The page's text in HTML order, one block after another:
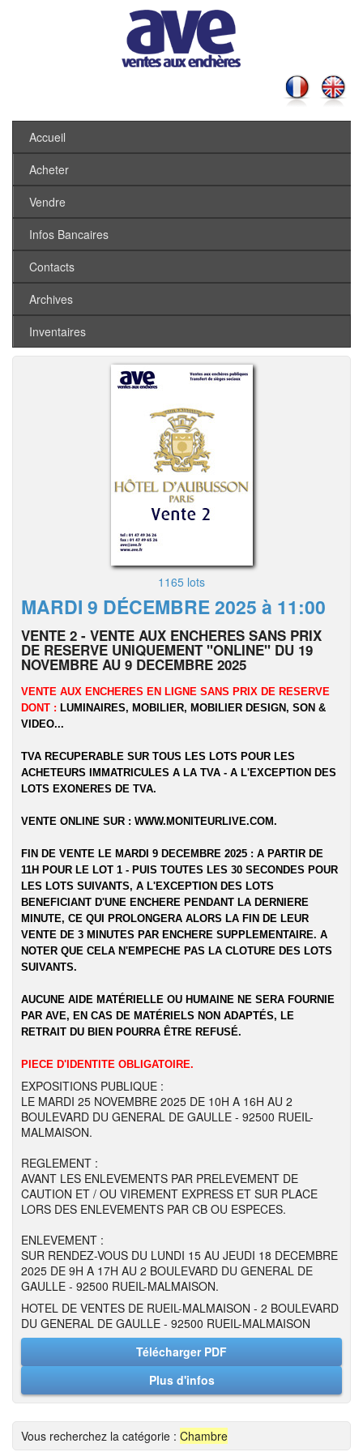
Accueil
Acheter
Vendre
Infos Bancaires
Contacts
Archives
Inventaires
1165 lots
MARDI 9 DÉCEMBRE 2025 à 11:00
VENTE 2 - VENTE AUX ENCHERES SANS PRIX
DE RESERVE UNIQUEMENT "ONLINE" DU 19
NOVEMBRE AU 9 DECEMBRE 2025
VENTE AUX ENCHERES EN LIGNE SANS PRIX DE RESERVE
DONT : LUMINAIRES, MOBILIER, MOBILIER DESIGN, SON &
VIDEO...
TVA RECUPERABLE SUR TOUS LES LOTS POUR LES
ACHETEURS IMMATRICULES A LA TVA - A L'EXCEPTION DES
LOTS EXONERES DE TVA.
VENTE ONLINE SUR : WWW.MONITEURLIVE.COM.
FIN DE VENTE LE MARDI 9 DECEMBRE 2025 : A PARTIR DE
11H POUR LE LOT 1 - PUIS TOUTES LES 30 SECONDES POUR
LES LOTS SUIVANTS, A L'EXCEPTION DES LOTS
BENEFICIANT D'UNE ENCHERE PENDANT LA DERNIERE
MINUTE, CE QUI PROLONGERA ALORS LA FIN DE LEUR
VENTE DE 3 MINUTES PAR ENCHERE SUPPLEMENTAIRE. A
NOTER QUE CELA N'EMPECHE PAS LA CLOTURE DES LOTS
SUIVANTS.
AUCUNE AIDE MATÉRIELLE OU HUMAINE NE SERA FOURNIE
PAR AVE, EN CAS DE MATÉRIELS NON ADAPTÉS, LE
RETRAIT DU BIEN POURRA ÊTRE REFUSÉ.
PIECE D'IDENTITE OBLIGATOIRE.
EXPOSITIONS PUBLIQUE :
LE MARDI 25 NOVEMBRE 2025 DE 10H A 16H AU 2
BOULEVARD DU GENERAL DE GAULLE - 92500 RUEIL-
MALMAISON.
REGLEMENT :
AVANT LES ENLEVEMENTS PAR PRELEVEMENT DE
CAUTION ET / OU VIREMENT EXPRESS ET SUR PLACE
LORS DES ENLEVEMENTS PAR CB OU ESPECES.
ENLEVEMENT :
SUR RENDEZ-VOUS DU LUNDI 15 AU JEUDI 18 DECEMBRE
2025 DE 9H A 17H AU 2 BOULEVARD DU GENERAL DE
GAULLE - 92500 RUEIL-MALMAISON.
HOTEL DE VENTES DE RUEIL-MALMAISON - 2 BOULEVARD
DU GENERAL DE GAULLE - 92500 RUEIL-MALMAISON
Télécharger PDF
Plus d'infos
Vous recherchez la catégorie : Chambre